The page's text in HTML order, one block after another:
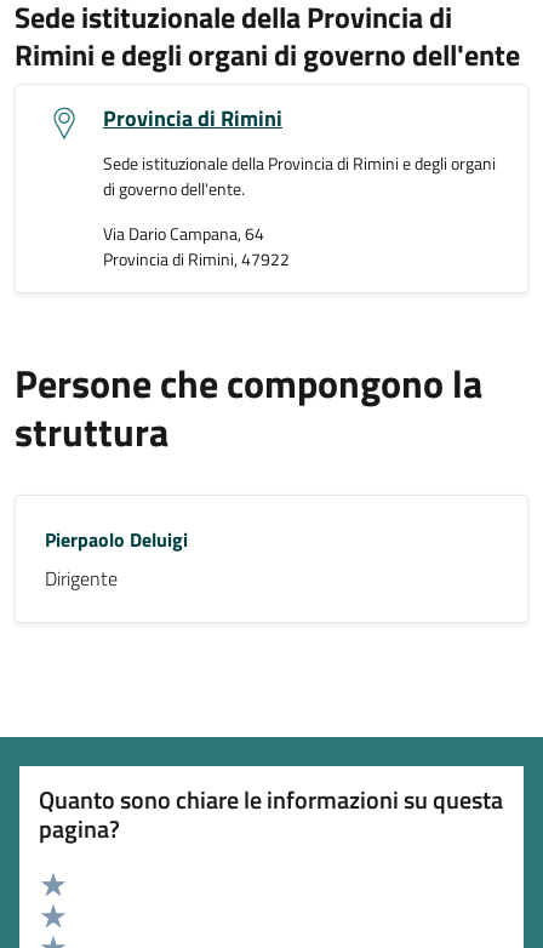
Sede istituzionale della Provincia di
Rimini e degli organi di governo dell'ente
Provincia di Rimini
Sede istituzionale della Provincia di Rimini e degli organi
di governo dell'ente.
Via Dario Campana, 64
Provincia di Rimini, 47922
Persone che compongono la
struttura
Pierpaolo Deluigi
Dirigente
Quanto sono chiare le informazioni su questa
pagina?
Valuta 5 stelle su 5